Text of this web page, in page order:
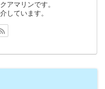
アマリンです。
しています。